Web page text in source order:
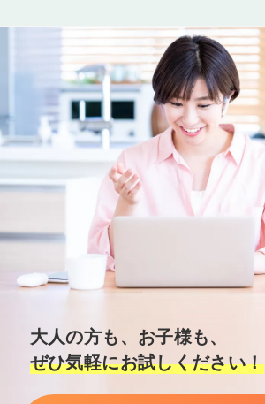
大人の方も、お子様も、
ぜひ気軽にお試しください！